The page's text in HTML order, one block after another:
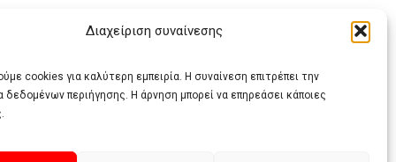
Διαχείριση συναίνεσης
cookies για καλύτερη εμπειρία. Η συναίνεση επιτρέπει την
δεδομένων περιήγησης. Η άρνηση μπορεί να επηρεάσει κάποιες